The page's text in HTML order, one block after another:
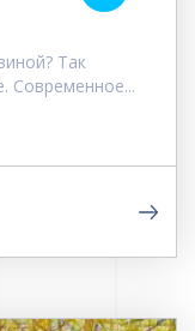
Так
Современное...